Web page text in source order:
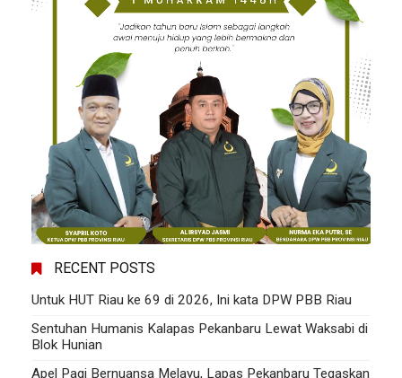
RECENT POSTS
Untuk HUT Riau ke 69 di 2026, Ini kata DPW PBB Riau
Sentuhan Humanis Kalapas Pekanbaru Lewat Waksabi di
Blok Hunian
Apel Pagi Bernuansa Melayu, Lapas Pekanbaru Tegaskan